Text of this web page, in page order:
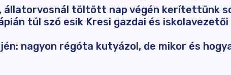
állatorvosnál töltött nap végén kerítettünk
túl szó esik Kresi gazdai és
nagyon régóta kutyázol, de mikor és